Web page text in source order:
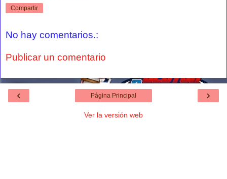
Compartir
No hay comentarios.:
Publicar un comentario
‹ ›
Página Principal
Ver la versión web